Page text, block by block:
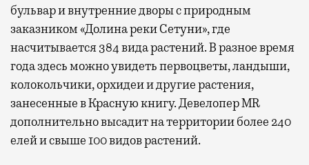
бульвар и внутренние дворы с природным
заказником «Долина реки Сетуни», где
насчитывается 384 вида растений. В разное время
года здесь можно увидеть первоцветы, ландыши,
колокольчики, орхидеи и другие растения,
занесенные в Красную книгу. Девелопер MR
дополнительно высадит на территории более 240
елей и свыше 100 видов растений.